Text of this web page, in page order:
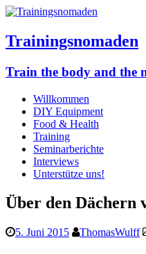
Trainingsnomaden
Train the body and the
Willkommen
DIY Equipment
Food & Health
Training
Seminarberichte
Interviews
Unterstütze uns!
Über den Dächern
5. Juni 2015 ThomasWulff